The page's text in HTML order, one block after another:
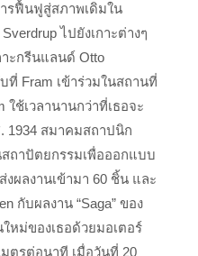
รฟื้นฟูสู่สภาพเดิมใน
ไปยังเกาะต่างๆ
าะกรีนแลนด์ Otto
ที่ Fram เข้าร่วมในสถานที่
ใช้เวลานานกว่าที่เธอจะ
1934 สมาคมสถาปนิก
ถาปัตยกรรมเพื่อออกแบบ
งผลงานเข้ามา 60 ชิ้น และ
กับผลงาน “Saga” ของ
หม่ของเธอด้วยมอเตอร์
ตรต่อนาที เมื่อวันที่ 20